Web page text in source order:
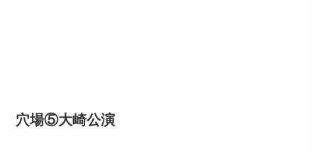
穴場⑤大崎公演